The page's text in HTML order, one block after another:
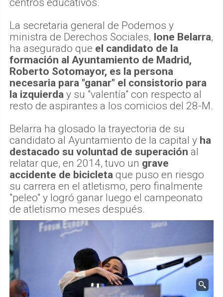
centros educativos.
La secretaria general de Podemos y
ministra de Derechos Sociales, Ione Belarra,
ha asegurado que el candidato de la
formación al Ayuntamiento de Madrid,
Roberto Sotomayor, es la persona
necesaria para "ganar" el consistorio para
la izquierda y su "valentía" con respecto al
resto de aspirantes a los comicios del 28-M.
Belarra ha glosado la trayectoria de su
candidato al Ayuntamiento de la capital y ha
destacado su voluntad de superación al
relatar que, en 2014, tuvo un grave
accidente de bicicleta que puso en riesgo
su carrera en el atletismo, pero finalmente
"peleo" y logró ganar luego el campeonato
de atletismo meses después.